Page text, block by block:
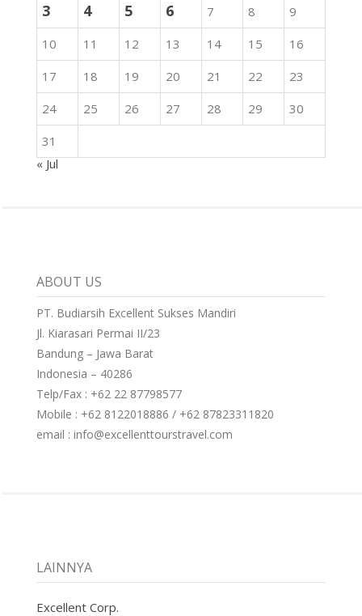
3 4 5 6 7 8
9
10
11 12 13 14 15
16
17
18 19 20 21 22
23
24
25 26 27 28 29
30
31
« Jul
ABOUT US
PT. Budiarsih Excellent Sukses Mandiri
Jl. Kiarasari Permai II/23
Bandung – Jawa Barat
Indonesia – 40286
Telp/Fax : +62 22 87798577
Mobile : +62 8122018886 / +62 87823311820
email : info@excellenttourstravel.com
LAINNYA
Excellent Corp.